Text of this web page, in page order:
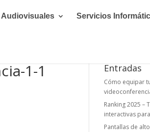
Audiovisuales Servicios
1-1 Entradas
Cómo equipar
Ranking 2025 –
interactivas
Pantallas de